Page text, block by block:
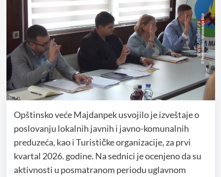
Opštinsko veće Majdanpek usvojilo je izveštaje o
poslovanju lokalnih javnih i javno-komunalnih
preduzeća, kao i Turističke organizacije, za prvi
kvartal 2026. godine. Na sednici je ocenjeno da su
aktivnosti u posmatranom periodu uglavnom